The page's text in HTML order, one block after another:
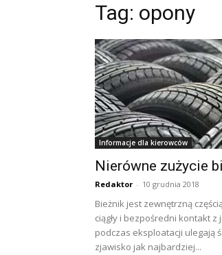
Tag: opony
Informacje dla kierowców
Nierówne zużycie
Redaktor - 10 grudnia 2018
Bieżnik jest zewnętrzną
ciągły i bezpośredni kontakt z
podczas eksploatacji ulegają
zjawisko jak najbardziej...